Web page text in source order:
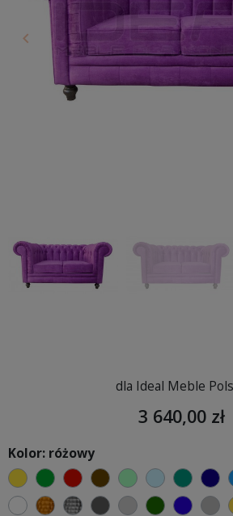
Poprzedni
keyboard_arrow_left
dla Ideal Meble
3 640,00 zł
Kolor: różowy
żółtyzielonyczerwonyczekoladowy
miętowybłękitny
białyzłotysrebrnyciemno szary
jasnoszarybutelkowa